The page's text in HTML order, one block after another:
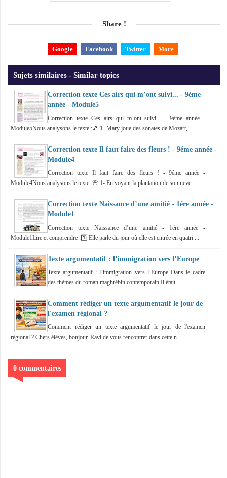
Share !
Google Facebook Twitter More
Sujets similaires - Similar topics
Correction texte Ces airs qui m’ont suivi... - 9éme
année - Module5
Correction texte Ces airs qui m’ont suivi... - 9éme année -
Module5Nous analysons le texte :🎵 1- Mary joue des sonates de Mozart, ...
Correction texte Il faut faire des fleurs ! - 9éme année -
Module4
Correction texte Il faut faire des fleurs ! - 9éme année -
Module4Nous analysons le texte :🌸 1- En voyant la plantation de son neve ...
Correction texte Naissance d’une amitié - 1ére année -
Module1
Correction texte Naissance d’une amitié - 1ére année -
Module1Lire et comprendre :1️⃣ Elle parle du jour où elle est entrée en quatri ...
Texte argumentatif : l’immigration vers l’Europe
Texte argumentatif : l’immigration vers l’Europe Dans le cadre
des thèmes du roman maghrébin contemporain Il était ...
Comment rédiger un texte argumentatif le jour de
l'examen régional ?
Comment rédiger un texte argumentatif le jour de l'examen
régional ? Chers élèves, bonjour. Ravi de vous rencontrer dans cette n ...
0 commentaires